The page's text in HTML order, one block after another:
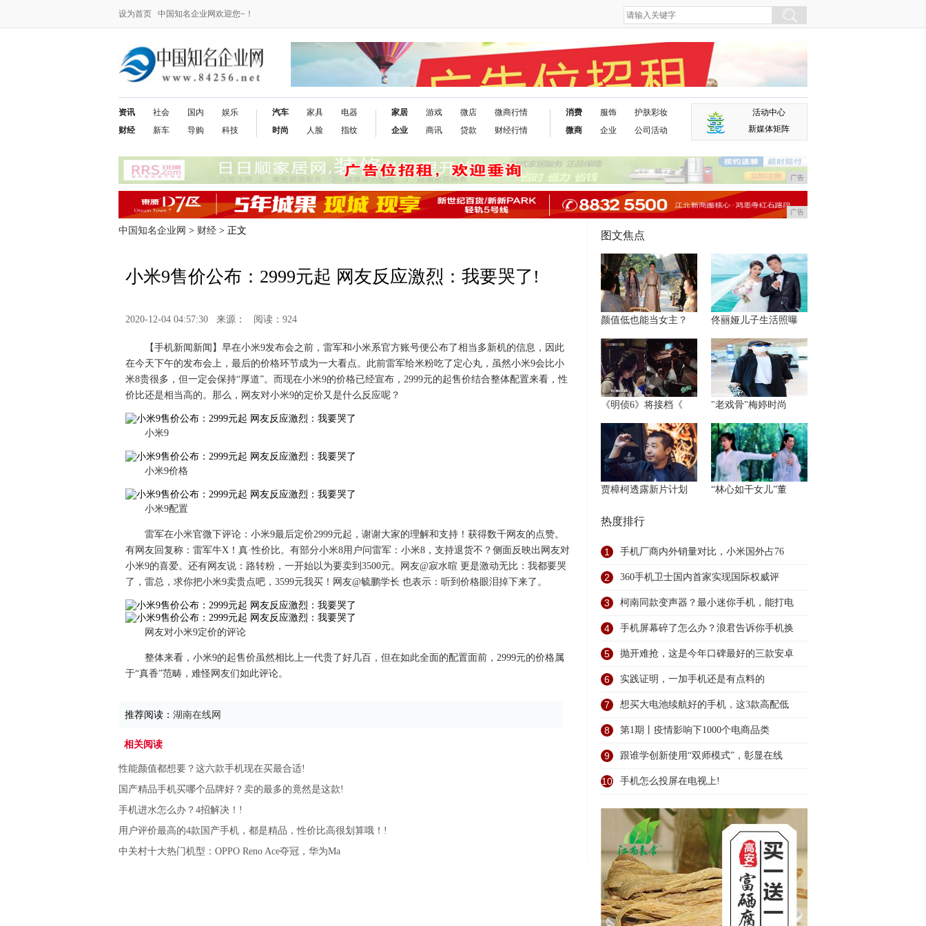
设为首页 中国知名企业网欢迎您~！
资讯
财经
社会
新车
国内
导购
娱乐
科技
汽车
时尚
家具
人脸
电器
指纹
家居
企业
游戏
商讯
微店
贷款
微商行情
财经行情
消费
微商
服饰
企业
护肤彩妆
公司活动
活动中心
新媒体矩阵
广告
广告
中国知名企业网 > 财经 > 正文
小米9售价公布：2999元起 网友反应激烈：我要哭了!
2020-12-04 04:57:30 来源： 阅读：924
【手机新闻新闻】早在小米9发布会之前，雷军和小米系官方账号便公布了相当多新机的信息，因此
在今天下午的发布会上，最后的价格环节成为一大看点。此前雷军给米粉吃了定心丸，虽然小米9会比小
米8贵很多，但一定会保持“厚道”。而现在小米9的价格已经宣布，2999元的起售价结合整体配置来看，性
价比还是相当高的。那么，网友对小米9的定价又是什么反应呢？
小米9
小米9价格
小米9配置
雷军在小米官微下评论：小米9最后定价2999元起，谢谢大家的理解和支持！获得数千网友的点赞。
有网友回复称：雷军牛X！真·性价比。有部分小米8用户问雷军：小米8，支持退货不？侧面反映出网友对
小米9的喜爱。还有网友说：路转粉，一开始以为要卖到3500元。网友@寂水暄 更是激动无比：我都要哭
了，雷总，求你把小米9卖贵点吧，3599元我买！网友@毓鹏学长 也表示：听到价格眼泪掉下来了。
网友对小米9定价的评论
整体来看，小米9的起售价虽然相比上一代贵了好几百，但在如此全面的配置面前，2999元的价格属
于“真香”范畴，难怪网友们如此评论。
推荐阅读： 湖南在线网
相关阅读
性能颜值都想要？这六款手机现在买最合适!
国产精品手机买哪个品牌好？卖的最多的竟然是这款!
手机进水怎么办？4招解决！!
用户评价最高的4款国产手机，都是精品，性价比高很划算哦！!
中关村十大热门机型：OPPO Reno Ace夺冠，华为Ma
图文焦点
颜值低也能当女主？ 佟丽娅儿子生活照曝
《明侦6》将接档《 "老戏骨"梅婷时尚
贾樟柯透露新片计划 “林心如干女儿”董
热度排行
1 手机厂商内外销量对比，小米国外占76
2 360手机卫士国内首家实现国际权威评
3 柯南同款变声器？最小迷你手机，能打电
4 手机屏幕碎了怎么办？浪君告诉你手机换
5 抛开难抢，这是今年口碑最好的三款安卓
6 实践证明，一加手机还是有点料的
7 想买大电池续航好的手机，这3款高配低
8 第1期丨疫情影响下1000个电商品类
9 跟谁学创新使用“双师模式”，彰显在线
10 手机怎么投屏在电视上!